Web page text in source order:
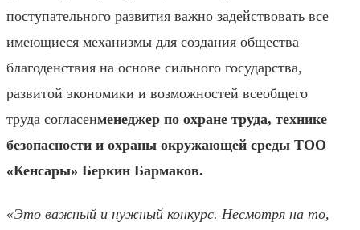
поступательного развития важно задействовать все
имеющиеся механизмы для создания общества
благоденствия на основе сильного государства,
развитой экономики и возможностей всеобщего
труда согласенменеджер по охране труда, технике
безопасности и охраны окружающей среды ТОО
«Кенсары» Беркин Бармаков.
«Это важный и нужный конкурс. Несмотря на то,